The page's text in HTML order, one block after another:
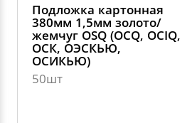
Подложка картонная
380мм 1,5мм золото/
жемчуг OSQ (OCQ, OCIQ,
ОСК, ОЭСКЬЮ,
ОСИКЬЮ)
50шт